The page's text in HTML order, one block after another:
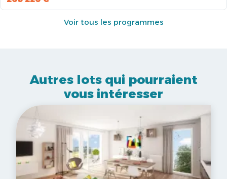
Voir tous les programmes
Autres lots qui pourraient
vous intéresser